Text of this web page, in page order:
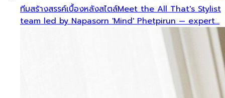
ทีมสร้างสรรค์เบื้องหลังสไตล์Meet the All That's Stylist
team led by Napasorn 'Mind' Phetpirun — expert…